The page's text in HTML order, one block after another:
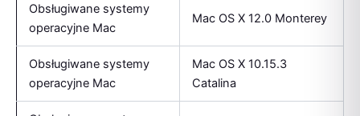
Obsługiwane systemy
operacyjne Mac
Mac OS X 12.0 Monterey
Obsługiwane systemy
operacyjne Mac
Mac OS X 10.15.3
Catalina